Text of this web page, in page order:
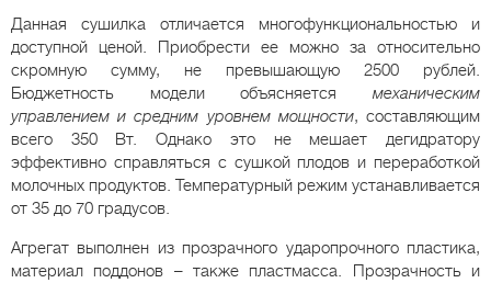
Данная сушилка отличается многофункциональностью и
доступной ценой. Приобрести ее можно за относительно
скромную сумму, не превышающую 2500 рублей.
Бюджетность модели объясняется механическим
управлением и средним уровнем мощности, составляющим
всего 350 Вт. Однако это не мешает дегидратору
эффективно справляться с сушкой плодов и переработкой
молочных продуктов. Температурный режим устанавливается
от 35 до 70 градусов.
Агрегат выполнен из прозрачного ударопрочного пластика,
материал поддонов – также пластмасса. Прозрачность и